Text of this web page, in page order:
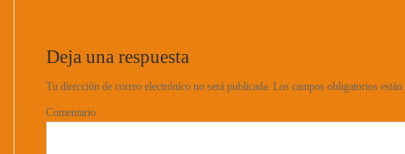
Deja una respuesta
Tu dirección de correo electrónico no será publicada. Los campos obligatorios
Comentario